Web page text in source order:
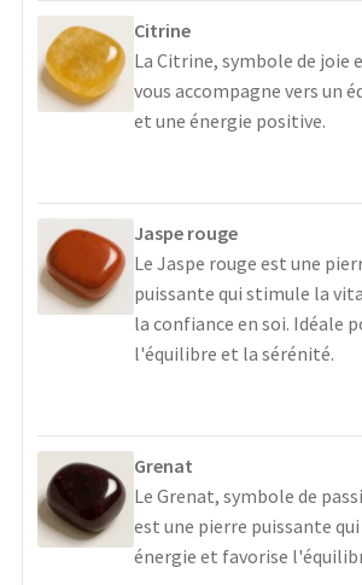
Citrine
La Citrine, symbole de joie
vous accompagne vers un
et une énergie positive.
Jaspe rouge
Le Jaspe rouge est une
puissante qui stimule la
la confiance en soi. Idéale
l'équilibre et la sérénité.
Grenat
Le Grenat, symbole de
est une pierre puissante
énergie et favorise